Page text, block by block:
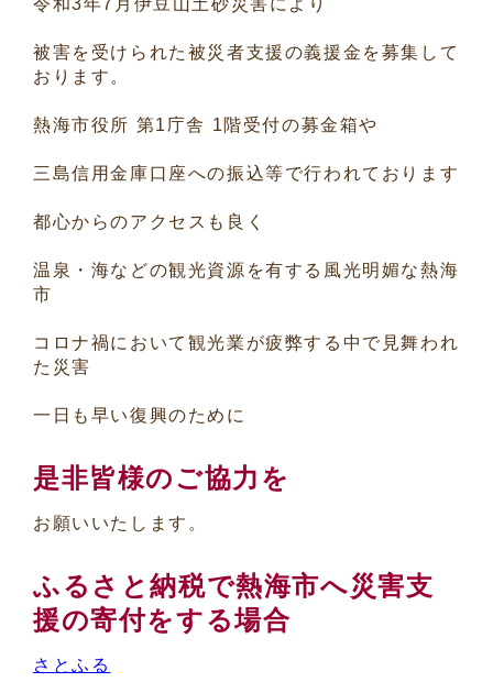
令和3年7月伊豆山土砂災害により
被害を受けられた被災者支援の義援金を募集して
おります。
熱海市役所 第1庁舎 1階受付の募金箱や
三島信用金庫口座への振込等で行われております
都心からのアクセスも良く
温泉・海などの観光資源を有する風光明媚な熱海
市
コロナ禍において観光業が疲弊する中で見舞われ
た災害
一日も早い復興のために
是非皆様のご協力を
お願いいたします。
ふるさと納税で熱海市へ災害支
援の寄付をする場合
さとふる